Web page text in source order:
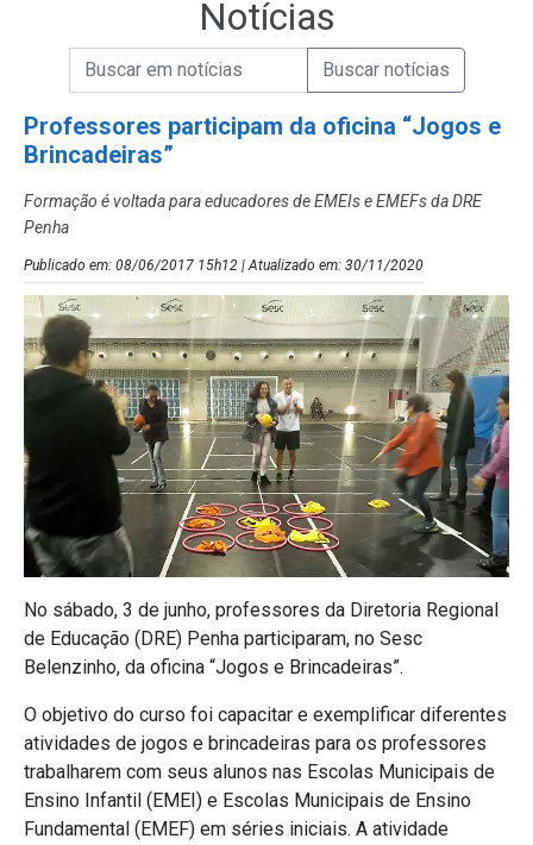
Notícias
Campo de Busca de Notícias
Campo de Busca de informaçõesEnviar a Busca de Notícias
Professores participam da oficina “Jogos e
Brincadeiras”
Formação é voltada para educadores de EMEIs e EMEFs da DRE
Penha
Publicado em: 08/06/2017 15h12 | Atualizado em: 30/11/2020
No sábado, 3 de junho, professores da Diretoria Regional
de Educação (DRE) Penha participaram, no Sesc
Belenzinho, da oficina “Jogos e Brincadeiras”.
O objetivo do curso foi capacitar e exemplificar diferentes
atividades de jogos e brincadeiras para os professores
trabalharem com seus alunos nas Escolas Municipais de
Ensino Infantil (EMEI) e Escolas Municipais de Ensino
Fundamental (EMEF) em séries iniciais. A atividade